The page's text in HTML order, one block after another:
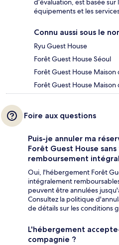
d’évaluation, est basée
équipements et les
Connu aussi sous le
Ryu Guest House
Forêt Guest House Séoul
Forêt Guest House Maison
Forêt Guest House Maison
Foire aux questions
Puis-je annuler ma
Forêt Guest House
remboursement
Oui, l'hébergement Forêt
intégralement
peuvent être annulées
Consultez la politique
de détails sur les conditions
L'hébergement
compagnie ?